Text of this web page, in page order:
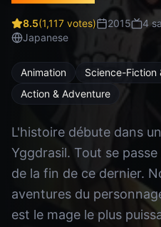
8.5(1,117 votes) 2015 4
Japanese
Animation
Science-Fiction
Action & Adventure
L'histoire débute dans
Yggdrasil. Tout se
de la fin de ce dernier.
aventures du
est le mage le plus